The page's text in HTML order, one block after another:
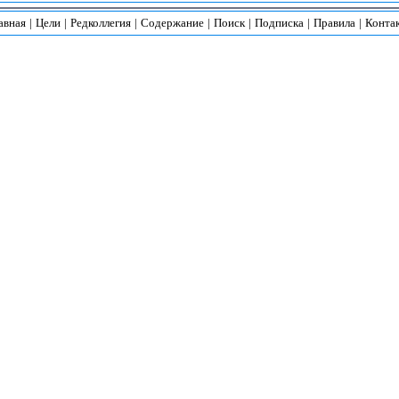
| Цели | Редколлегия | Содержание | Поиск | Подписка | Правила |